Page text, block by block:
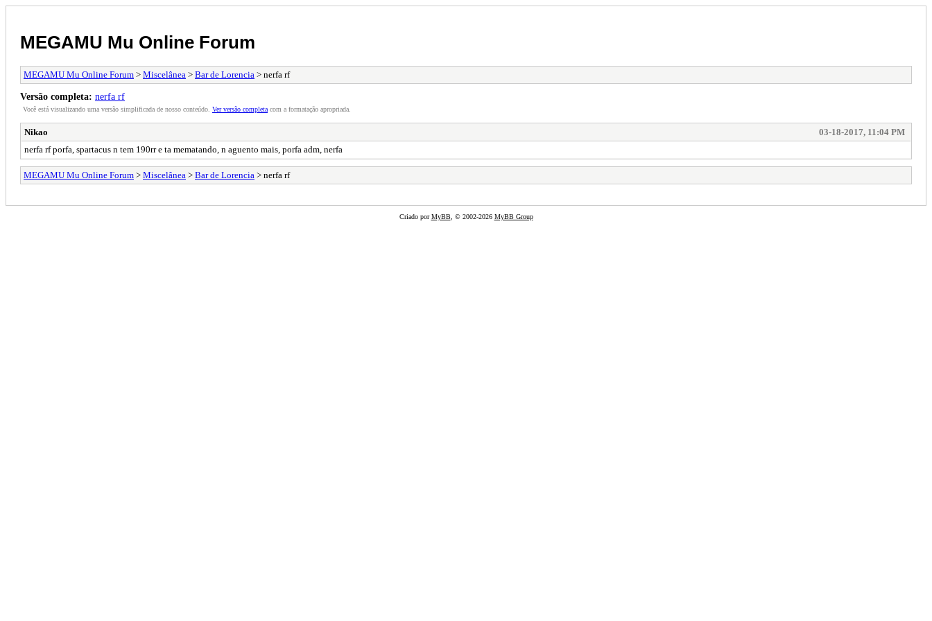
MEGAMU Mu Online Forum
MEGAMU Mu Online Forum > Miscelânea > Bar de Lorencia > nerfa rf
Versão completa: nerfa rf
Você está visualizando uma versão simplificada de nosso conteúdo. Ver versão completa com a formatação apropriada.
Nikao
03-18-2017, 11:04 PM
nerfa rf porfa, spartacus n tem 190rr e ta mematando, n aguento mais, porfa adm, nerfa
MEGAMU Mu Online Forum > Miscelânea > Bar de Lorencia > nerfa rf
Criado porMyBB, © 2002-2026 MyBB Group